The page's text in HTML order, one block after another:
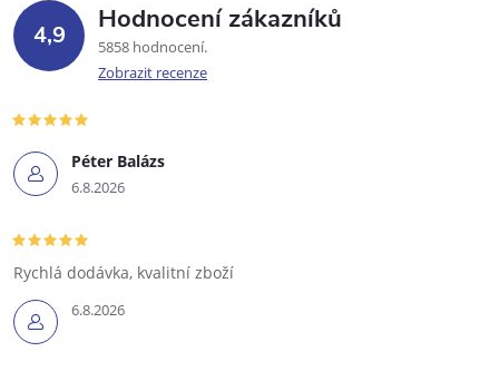
4,9 Hodnocení zákazníků
5858 hodnocení
Zobrazit recenze
Péter Balázs
6.8.2026
6.8.2026
Rychlá dodávka, kvalitní zboží